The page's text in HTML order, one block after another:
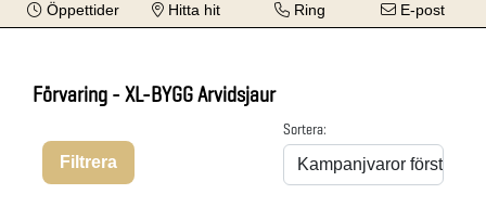
Öppettider Hitta hit Ring E-post
Förvaring - XL-BYGG Arvidsjaur
Filtrera
Sortera: